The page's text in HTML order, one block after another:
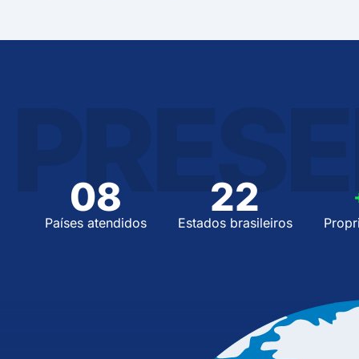
08
Países atendidos
22
Estados brasileiros